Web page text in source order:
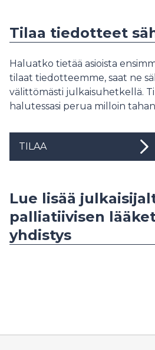
Tilaa tiedotteet
Haluatko tietää asioista
tilaat tiedotteemme, saat ne
välittömästi julkaisuhetkellä.
halutessasi perua milloin
TILAA
Lue lisää
palliatiivisen
yhdistys